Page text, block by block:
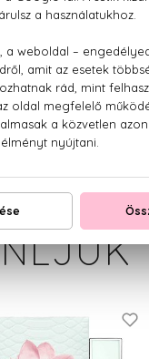
kasmírfa,
AQUA (WATER),
CI 14700 (RED
IONONE,